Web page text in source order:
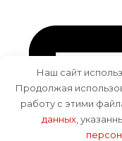
Наш сайт
Продолжая
работу с этими
данных,